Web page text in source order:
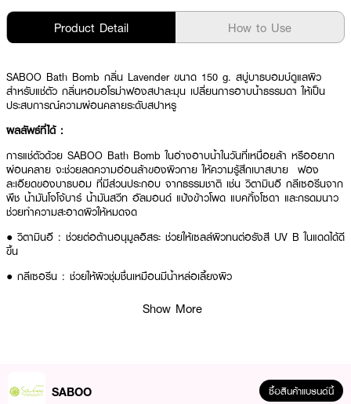
Product Detail How to Use
SABOO Bath Bomb กลิ่น Lavender ขนาด 150 g. สบู่บาธบอมบ์ดูแลผิว
สำหรับแช่ตัว กลิ่นหอมอโรม่าฟองสปาละมุน เปลี่ยนการอาบน้ำธรรมดา ให้เป็น
ประสบการณ์ความผ่อนคลายระดับสปาหรู
ผลลัพธ์ที่ได้ :
การแช่ตัวด้วย SABOO Bath Bombในอ่างอาบน้ำในวันที่เหนื่อยล้า หรืออยาก
ผ่อนคลาย จะช่วยลดความอ่อนล้าของผิวกาย ให้ความรู้สึกเบาสบาย ฟอง
ละเอียดของบาธบอม ที่มีส่วนประกอบ จากธรรมชาติ เช่น วิตามินอี กลีเซอรีนจาก
พืช น้ำมันโจโจ้บาร์ น้ำมันสวีท อัลมอนด์ แป้งข้าวโพด แบคกิ้งโซดา และกรดมนาว
ช่วยทำความสะอาดผิวให้หมดจด
● วิตามินอี : ช่วยต่อต้านอนุมูลอิสระ ช่วยให้เซลล์ผิวทนต่อรังสี UV B ในแดดได้ดี
ขึ้น
● กลีเซอรีน : ช่วยให้ผิวชุ่มชื่นเหมือนมีน้ำหล่อเลี้ยงผิว
โจโจ้บาร์ ออยส์ : ช่วยให้ผิวสามารถกักเก็บน้ำหล่อเลี้ยงได้ยาวนานขึ้น ทำให้สิว
เสี้ยนหลุดออก ขจัดสิ่งสกปรกที่รูขุมขน และปรับสภาพความเป็นกรดด่างบนผิวได้ดี
วิตามินA B1 B2 B6 และ E : ช่วยป้องกัน และฟื้นฟูผิวที่แห้ง กร้าน หยาบ
กระด้าง และลอก ช่วยรักษาบาดแผล และผิวหนังที่เกิดการแพ้ ใช้บำรุงบริเวณใต้ตา
Show More
SABOO ซื้อสินค้าแบรนด์นี้